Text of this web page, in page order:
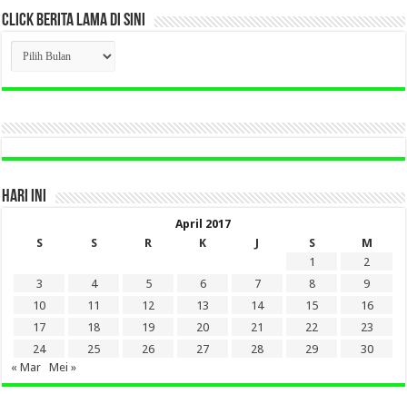
CLICK BERITA LAMA DI SINI
CLICK
BERITA
LAMA
DI
HARI INI
April 2017
S
S R K J S
M
1
2
3
4 5 6 7 8
9
10
11 12 13 14 15
16
17
18 19 20 21 22
23
24
25 26 27 28 29
30
« Mar
Mei »